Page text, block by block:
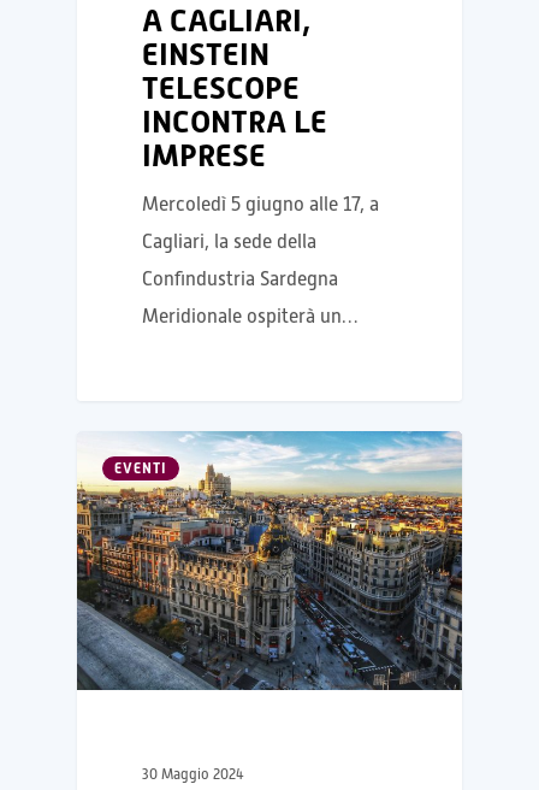
A CAGLIARI,
EINSTEIN
TELESCOPE
INCONTRA LE
IMPRESE
Mercoledì 5 giugno alle 17, a
Cagliari, la sede della
Confindustria Sardegna
Meridionale ospiterà un…
EVENTI
30 Maggio 2024